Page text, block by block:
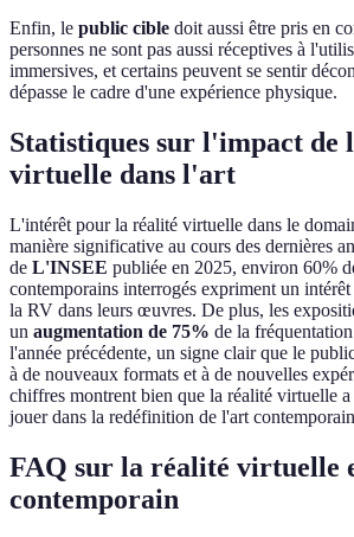
Enfin, le public cible doit aussi être pris en
personnes ne sont pas aussi réceptives à
immersives, et certains peuvent se sentir
dépasse le cadre d'une expérience physique.
Statistiques sur l'impact de
virtuelle dans l'art
L'intérêt pour la réalité virtuelle dans le
manière significative au cours des dernières
de L'INSEE publiée en 2025, environ 60%
contemporains interrogés expriment un
la RV dans leurs œuvres. De plus, les
un augmentation de 75% de la
l'année précédente, un signe clair que le
à de nouveaux formats et à de nouvelles
chiffres montrent bien que la réalité virtuelle a
jouer dans la redéfinition de l'art
FAQ sur la réalité virtuelle
contemporain